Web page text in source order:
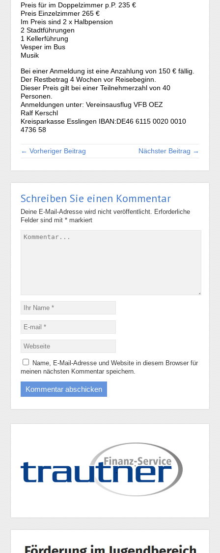
Preis für im Doppelzimmer p.P. 235 €
Preis Einzelzimmer 265 €
Im Preis sind 2 x Halbpension
2 Stadtführungen
1 Kellerführung
Vesper im Bus
Musik
Bei einer Anmeldung ist eine Anzahlung von 150 € fällig.
Der Restbetrag 4 Wochen vor Reisebeginn.
Dieser Preis gilt bei einer Teilnehmerzahl von 40
Personen.
Anmeldungen unter: Vereinsausflug VFB OEZ
Ralf Kerschl
Kreisparkasse Esslingen IBAN:DE46 6115 0020 0010
4736 58
← Vorheriger Beitrag Nächster Beitrag →
Schreiben Sie einen Kommentar
Deine E-Mail-Adresse wird nicht veröffentlicht. Erforderliche
Felder sind mit* markiert
Name, E-Mail-Adresse und Website in diesem Browser für
meinen nächsten Kommentar speichern.